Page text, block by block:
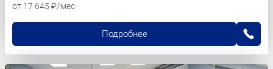
от 17 645 ₽/мес
Подробнее